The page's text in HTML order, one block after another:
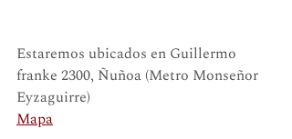
Estaremos ubicados en Guillermo
franke 2300, Ñuñoa (Metro Monseñor
Eyzaguirre)
Mapa